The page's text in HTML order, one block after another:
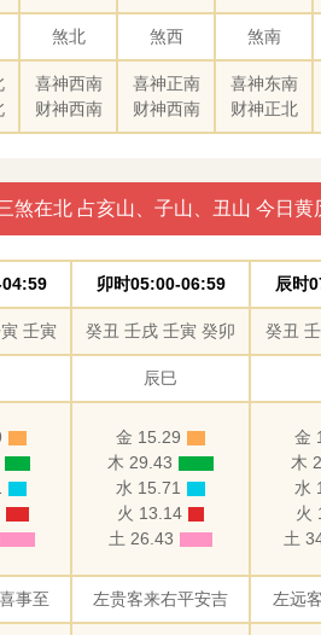
煞北 煞西 煞南
喜神西南
财神西南
喜神正南
财神西南
喜神东南
财神正北
在北 占亥山、子山、丑山 今日
卯时05:00-06:59 辰时
壬寅 癸丑 壬戌 壬寅 癸卯 癸丑
辰巳
金 15.29
木 29.43
水 15.71
火 13.14
土 26.43
金
木
水
火
土
事至 左贵客来右平安吉 左远